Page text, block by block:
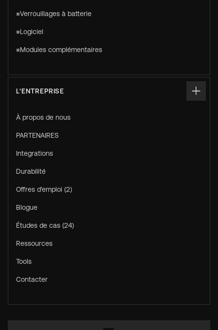
Verrouillages à batterie
Logiciel
Modules complémentaires
L'ENTREPRISE
À propos de nous
PARTENAIRES
Integrations
Durabilité
Offres d'emploi (2)
Blogue
Études de cas (24)
Ressources
Tools
Contacter